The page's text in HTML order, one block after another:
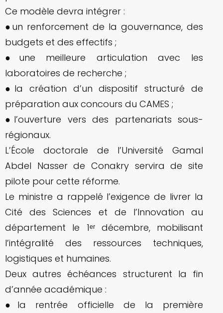
Ce modèle devra intégrer :
●un renforcement de la gouvernance, des
budgets et des effectifs ;
●une meilleure articulation avec les
laboratoires de recherche ;
●la création d’un dispositif structuré de
préparation aux concours du CAMES ;
●l’ouverture vers des partenariats sous-
régionaux.
L’École doctorale de l’Université Gamal
Abdel Nasser de Conakry servira de site
pilote pour cette réforme.
Le ministre a rappelé l’exigence de livrer la
Cité des Sciences et de l’Innovation au
département le 1ᵉʳ décembre, mobilisant
l’intégralité des ressources techniques,
logistiques et humaines.
Deux autres échéances structurent la fin
d’année académique :
●la rentrée officielle de la première